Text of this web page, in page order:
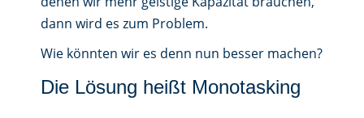
dann wird es zum Problem.
Wie könnten wir es denn nun besser machen?
Die Lösung heißt Monotasking